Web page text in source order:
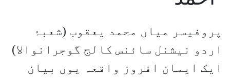
پروفیسر میاں محمد یعقوب (شعبۂ
اردو نیشنل سائنس کالج گوجرانوالا)
ایک ایمان افروز واقعہ یوں بیان